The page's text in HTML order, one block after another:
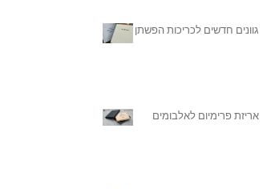
גוונים חדשים לכריכות הפשתן
אריזת פרימיום לאלבומים